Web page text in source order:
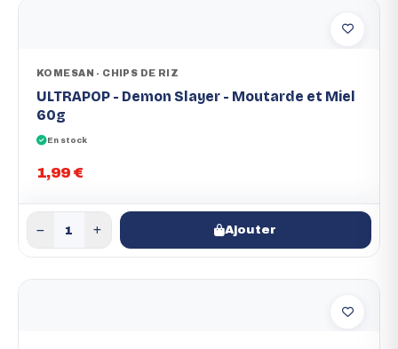
KOMESAN - CHIPS DE RIZ
ULTRAPOP - Demon Slayer - Moutarde et Miel
60g
En stock
1,99 €
Ajouter